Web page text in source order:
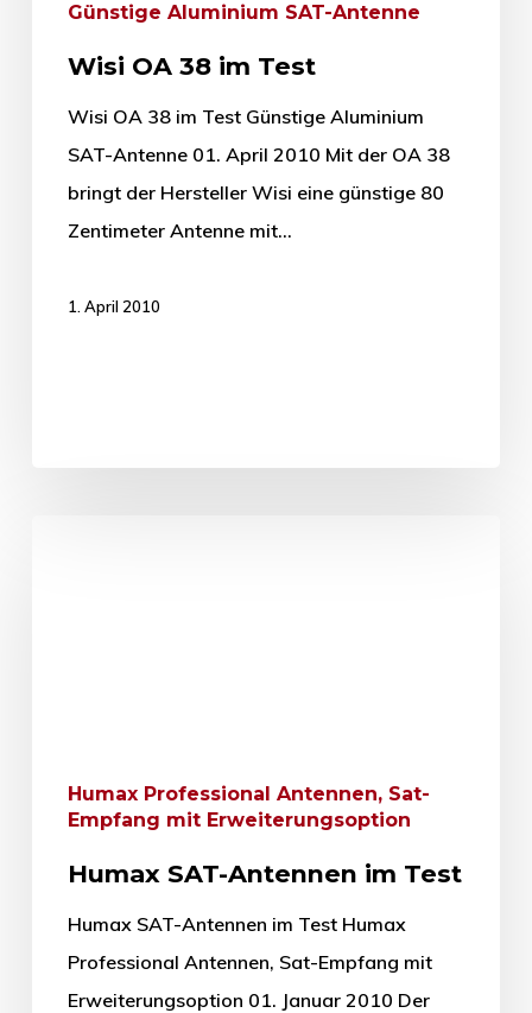
Günstige Aluminium SAT-Antenne
Wisi OA 38 im Test
Wisi OA 38 im Test Günstige Aluminium
SAT-Antenne 01. April 2010 Mit der OA 38
bringt der Hersteller Wisi eine günstige 80
Zentimeter Antenne mit…
1. April 2010
Humax Professional Antennen, Sat-
Empfang mit Erweiterungsoption
Humax SAT-Antennen im Test
Humax SAT-Antennen im Test Humax
Professional Antennen, Sat-Empfang mit
Erweiterungsoption 01. Januar 2010 Der